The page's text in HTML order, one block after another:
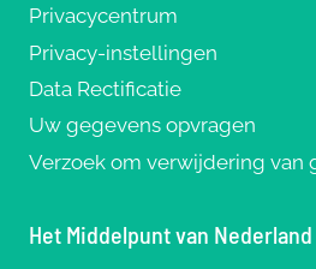
Privacycentrum
Privacy-instellingen
Data Rectificatie
Uw gegevens opvragen
Verzoek om verwijdering van
Het Middelpunt van Nederland